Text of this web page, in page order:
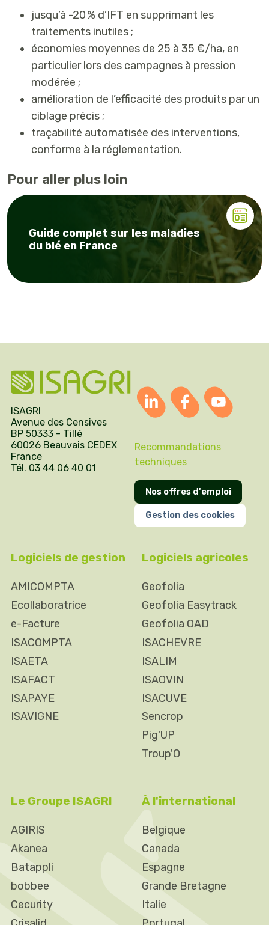
jusqu’à -20 % d’IFT en supprimant les
traitements inutiles ;
économies moyennes de 25 à 35 €/ha, en
particulier lors des campagnes à pression
modérée ;
amélioration de l’efficacité des produits par un
ciblage précis ;
traçabilité automatisée des interventions,
conforme à la réglementation.
Pour aller plus loin
Guide complet sur les maladies
du blé en France
ISAGRI
Avenue des Censives
BP 50333 - Tillé
60026 Beauvais CEDEX
France
Tél. 03 44 06 40 01
Recommandations
techniques
Nos offres d'emploi
Gestion des cookies
Logiciels de gestion
AMICOMPTA
Ecollaboratrice
e-Facture
ISACOMPTA
ISAETA
ISAFACT
ISAPAYE
ISAVIGNE
Logiciels agricoles
Geofolia
Geofolia Easytrack
Geofolia OAD
ISACHEVRE
ISALIM
ISAOVIN
ISACUVE
Sencrop
Pig'UP
Troup'O
Le Groupe ISAGRI
AGIRIS
Akanea
Batappli
bobbee
Cecurity
À l'international
Belgique
Canada
Espagne
Grande Bretagne
Italie